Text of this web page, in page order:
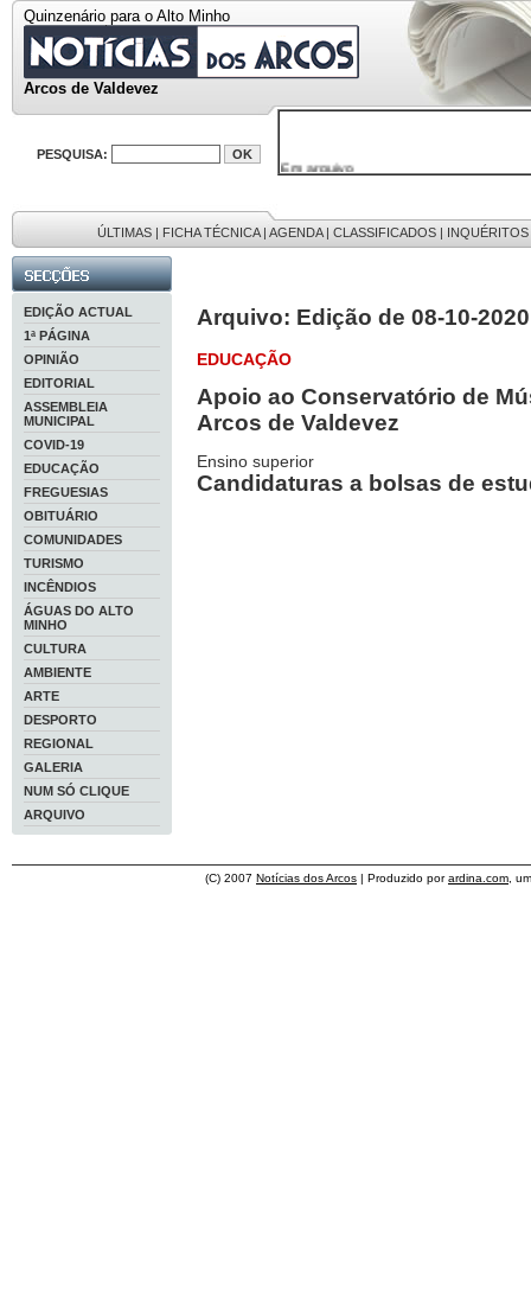
Quinzenário para o Alto Minho
Arcos de Valdevez
PESQUISA:
Em arquivo
32646 notícias
9886 mensagens
201 registos
ÚLTIMAS | FICHA TÉCNICA| AGENDA| CLASSIFICADOS | INQUÉRITOS
EDIÇÃO ACTUAL
1ª PÁGINA
OPINIÃO
EDITORIAL
ASSEMBLEIA
MUNICIPAL
COVID-19
EDUCAÇÃO
FREGUESIAS
OBITUÁRIO
COMUNIDADES
TURISMO
INCÊNDIOS
ÁGUAS DO ALTO
MINHO
CULTURA
AMBIENTE
ARTE
DESPORTO
REGIONAL
GALERIA
NUM SÓ CLIQUE
ARQUIVO
Arquivo: Edição de 08-10-2020
EDUCAÇÃO
Apoio ao Conservatório de
Arcos de Valdevez
Ensino superior
Candidaturas a bolsas de
(C) 2007 Notícias dos Arcos | Produzido porardina.com ,